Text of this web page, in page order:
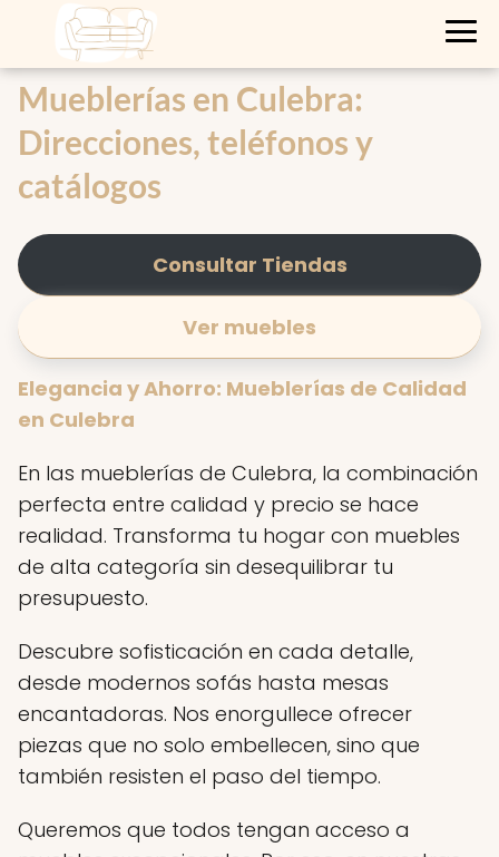
Mueblerías en Culebra:
Direcciones, teléfonos y
catálogos
Consultar Tiendas
Ver muebles
Elegancia y Ahorro: Mueblerías de Calidad
en Culebra
En las mueblerías de Culebra, la combinación
perfecta entre calidad y precio se hace
realidad. Transforma tu hogar con muebles
de alta categoría sin desequilibrar tu
presupuesto.
Descubre sofisticación en cada detalle,
desde modernos sofás hasta mesas
encantadoras. Nos enorgullece ofrecer
piezas que no solo embellecen, sino que
también resisten el paso del tiempo.
Queremos que todos tengan acceso a